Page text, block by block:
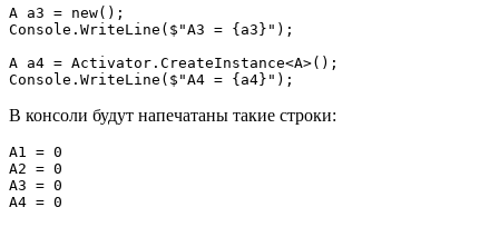
A a3 = new();
Console.WriteLine($"A3 = {a3}");
A a4 = Activator.CreateInstance<A>();
Console.WriteLine($"A4 = {a4}");
В консоли будут напечатаны такие строки:
A1 = 0
A2 = 0
A3 = 0
A4 = 0